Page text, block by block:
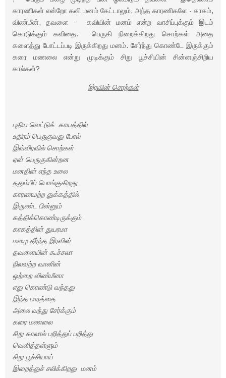
காரணிகள் என்றோ கவி மனம் கேட்டாலும், அந்த காரணிகளே - காகம்,
விண்மீன், தவளை - கவியின் மனம் என்ற வாசிப்புக்கும் இடம்
கொடுக்கும் கவிதை. பெருகி நிறைக்கிறது சொற்கள் அதை
களைத்து போட்டப்படி இருக்கிறது மனம். சேர்ந்து கொண்டே இருக்கும்
கரை மணலை என்று முடிக்கும் சிறு பூச்சியின் சின்னஞ்சிறிய
கால்கள்?
இரவின் சொற்கள்
புதிய வெட்டுக் காயத்தில்
உதிரம் பெருகுவது போல்
இவ்விரவில் சொற்கள்
ஏன் பெருகுகின்றன
மனதின் எந்த உலை
ததும்பிப் பொங்குகிறது
காரணமற்ற துக்கத்தில்
இருண்ட பின்னும்
கத்திக்கொண்டிருக்கும்
காகத்தின் துயரமா
மழை தீர்ந்த இரவின்
தவளையின் கூச்சலா
நிலவற்ற வானின்
ஒற்றை விண்மீனா
எது கொண்டு வந்தது
இந்த பாரத்தை
அலை வந்து சேர்க்கும்
கரை மணலை
சிறு காலால் பறித்துப் பறித்து
வெளித்தள்ளும்
சிறு பூச்சியாய்
இறைத்துச் சலிக்கிறது மனம்